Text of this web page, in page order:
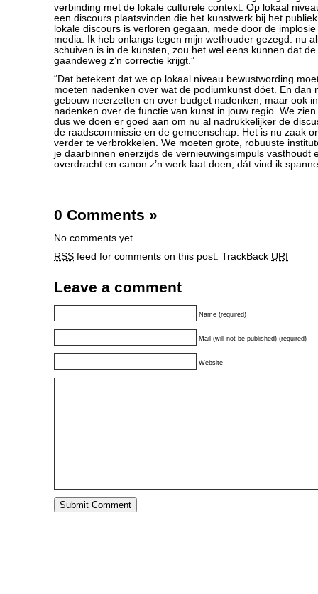
verbinding met de lokale culturele context. Op lokaal
een discours plaatsvinden die het kunstwerk bij het
lokale discours is verloren gegaan, mede door de
media. Ik heb onlangs tegen mijn wethouder gezegd: nu
schuiven is in de kunsten, zou het wel eens kunnen dat
gaandeweg z’n correctie krijgt.”
“Dat betekent dat we op lokaal niveau bewustwording
moeten nadenken over wat de podiumkunst dóet. En dan
gebouw neerzetten en over budget nadenken, maar ook
nadenken over de functie van kunst in jouw regio. We
dus we doen er goed aan om nu al nadrukkelijker de
de raadscommissie en de gemeenschap. Het is nu zaak
verder te verbrokkelen. We moeten grote, robuuste
je daarbinnen enerzijds de vernieuwingsimpuls vasthoudt
overdracht en canon z’n werk laat doen, dát vind ik
0 Comments »
No comments yet.
RSS feed for comments on this post. TrackBack URI
Leave a comment
Name (required)
Mail (will not be published) (required)
Website